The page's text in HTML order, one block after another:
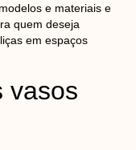
e materiais e
quem deseja
em espaços
vasos